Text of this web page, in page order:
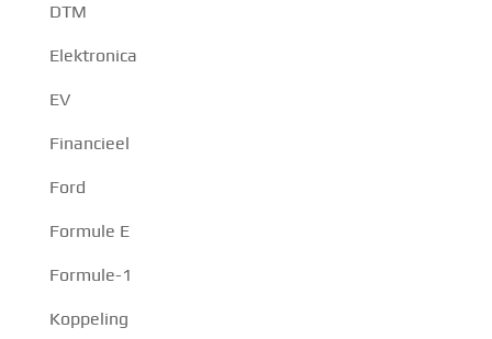
DTM
Elektronica
EV
Financieel
Ford
Formule E
Formule-1
Koppeling